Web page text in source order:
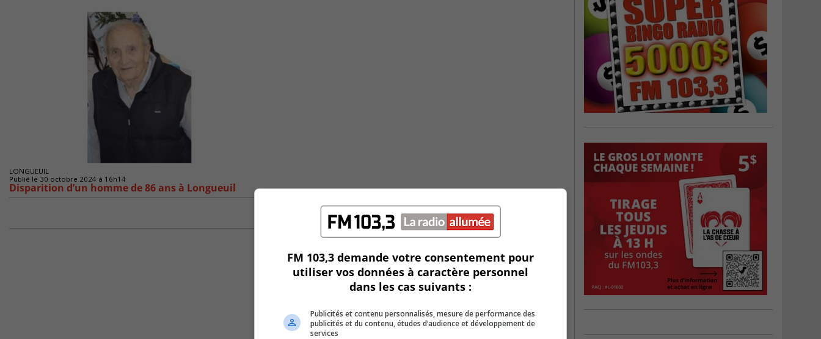
LONGUEUIL
Publié le 30 octobre 2024 à 16h14
Disparition d’un homme de 86 ans à Longueuil
FM 103,3 demande votre consentement pour
utiliser vos données à caractère personnel
dans les cas suivants :
Publicités et contenu personnalisés, mesure de performance des
publicités et du contenu, études d’audience et développement de
services